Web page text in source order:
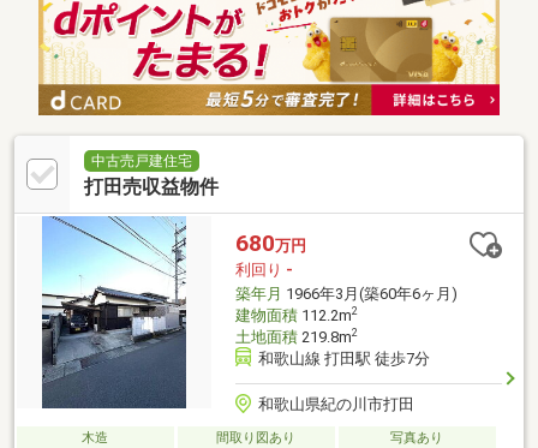
中古売戸建住宅
打田売収益物件
680万円
利回り -
築年月 1966年3月(築60年6ヶ月)
建物面積112.2m2
土地面積219.8m2
和歌山線 打田駅 徒歩7分
和歌山県紀の川市打田
木造 間取り図あり 写真あり